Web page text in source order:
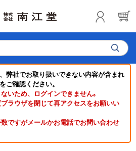
弊社でお取り扱いできない内容が含まれ
ご確認ください。
いため、ログインできません｡
ラウザを閉じて再アクセスをお願いい
ですがメールかお電話でお問い合わせ